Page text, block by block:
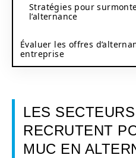
Stratégies pour
l’alternance
Évaluer les offres
entreprise
LES
RECRUTENT
MUC EN